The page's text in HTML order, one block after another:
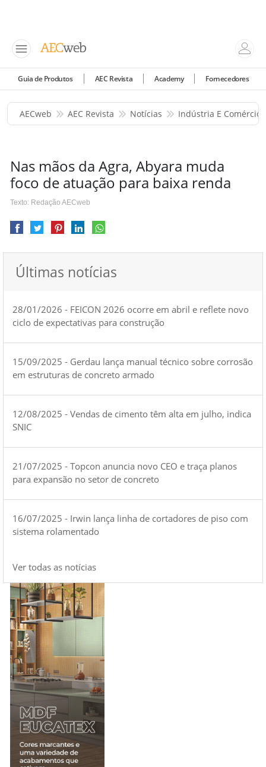
Guia de Produtos AEC Revista Academy Fornecedores
AECweb AEC Revista Notícias Indústria E Comércio
Nas mãos da Agra, Abyara muda
foco de atuação para baixa renda
Texto: Redação AECweb
Últimas notícias
28/01/2026 - FEICON 2026 ocorre em abril e reflete novo
ciclo de expectativas para construção
15/09/2025 - Gerdau lança manual técnico sobre corrosão
em estruturas de concreto armado
12/08/2025 - Vendas de cimento têm alta em julho, indica
SNIC
21/07/2025 - Topcon anuncia novo CEO e traça planos
para expansão no setor de concreto
16/07/2025 - Irwin lança linha de cortadores de piso com
sistema rolamentado
Ver todas as notícias